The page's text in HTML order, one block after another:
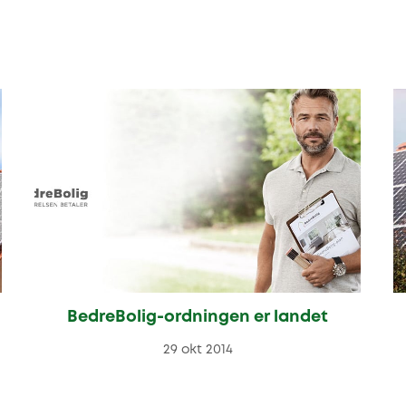
BedreBolig-ordningen er landet
29 okt 2014